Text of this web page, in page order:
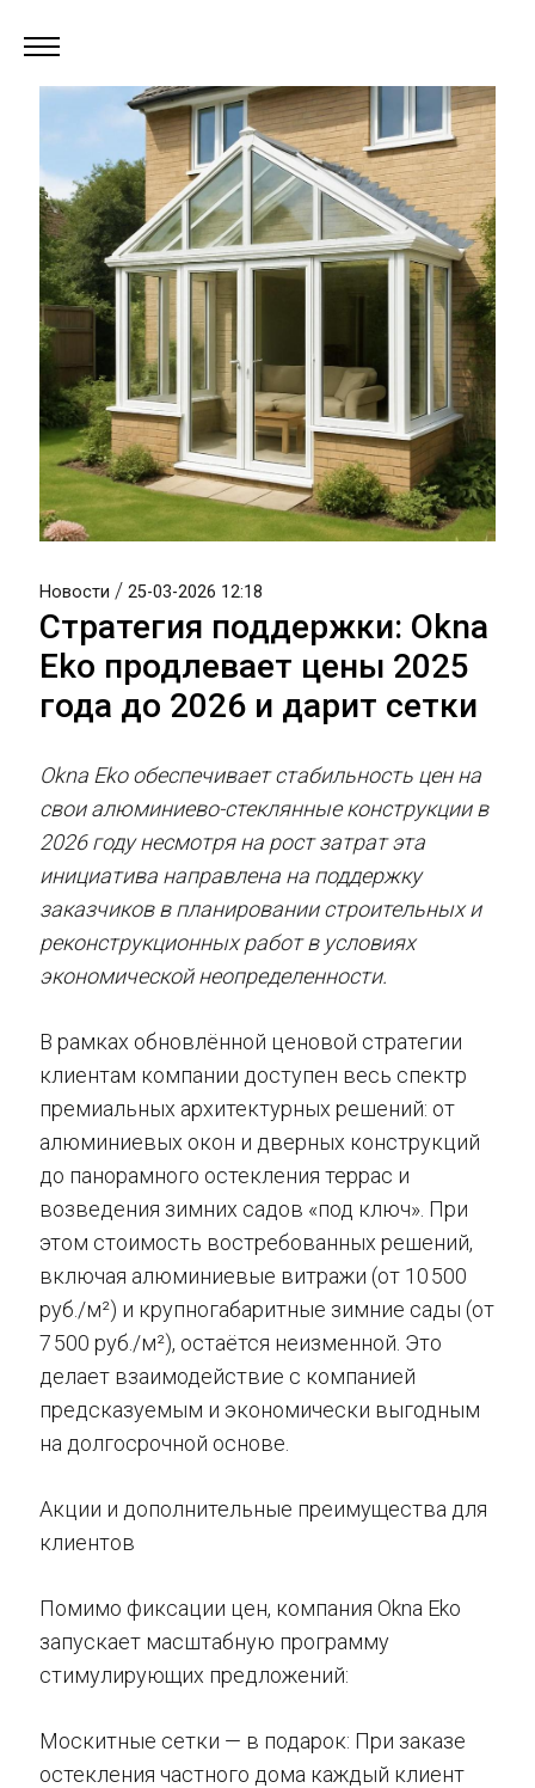
Новости / 25-03-2026 12:18
Стратегия поддержки: Okna
Eko продлевает цены 2025
года до 2026 и дарит сетки
Okna Eko обеспечивает стабильность цен на
свои алюминиево-стеклянные конструкции в
2026 году несмотря на рост затрат эта
инициатива направлена на поддержку
заказчиков в планировании строительных и
реконструкционных работ в условиях
экономической неопределенности.
В рамках обновлённой ценовой стратегии
клиентам компании доступен весь спектр
премиальных архитектурных решений: от
алюминиевых окон и дверных конструкций
до панорамного остекления террас и
возведения зимних садов «под ключ». При
этом стоимость востребованных решений,
включая алюминиевые витражи (от 10 500
руб./м²) и крупногабаритные зимние сады (от
7 500 руб./м²), остаётся неизменной. Это
делает взаимодействие с компанией
предсказуемым и экономически выгодным
на долгосрочной основе.
Акции и дополнительные преимущества для
клиентов
Помимо фиксации цен, компания Okna Eko
запускает масштабную программу
стимулирующих предложений:
Москитные сетки — в подарок: При заказе
остекления частного дома каждый клиент